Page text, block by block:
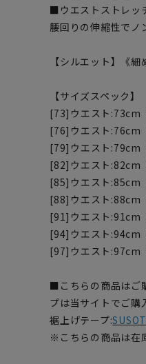
■ウエストストレッ
腰回りの伸縮性でノ
【シルエット】《
【サイズスペック】
[73]ウエスト:73cm
[76]ウエスト:76cm
[79]ウエスト:79cm
[82]ウエスト:82cm
[85]ウエスト:85cm
[88]ウエスト:88cm
[91]ウエスト:91cm
[94]ウエスト:94cm
[97]ウエスト:97cm
■こちらの商品はご
プは当サイトでご購
裾上げテープ:
※こちらの商品は在